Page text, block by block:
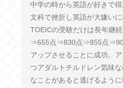
中学の時から英語が好きで
文科で挫折し英語が大嫌い
TOEICの受験だけは長年継
⇒655点⇒830点⇒855点
アップさせることに成功。
つアダルトチルドレン気味
なことがあると逃げるよう